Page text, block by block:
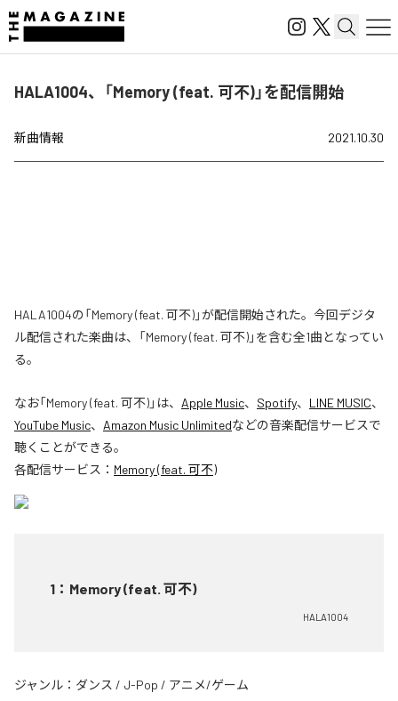
HALA1004、「Memory (feat. 可不)」を配信開始
新曲情報 2021.10.30
HALA1004の「Memory (feat. 可不)」が配信開始された。今回デジタ
ル配信された楽曲は、「Memory (feat. 可不)」を含む全1曲となってい
る。
なお「Memory (feat. 可不)」は、 Apple Music、 Spotify、 LINE MUSIC、
YouTube Music、 Amazon Music Unlimitedなどの音楽配信サービスで
聴くことができる。
各配信サービス： Memory (feat. 可不)
1 ： Memory (feat. 可不)
HALA1004
ジャンル： ダンス / J-Pop / アニメ/ゲーム